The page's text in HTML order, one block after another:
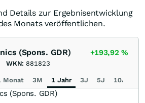
Details zur Ergebnisentwicklung
Monats veröffentlichen.
(Spons. GDR) +193,92%
WKN: 881823
Monat 3M 1 Jahr 3J 5J 10J